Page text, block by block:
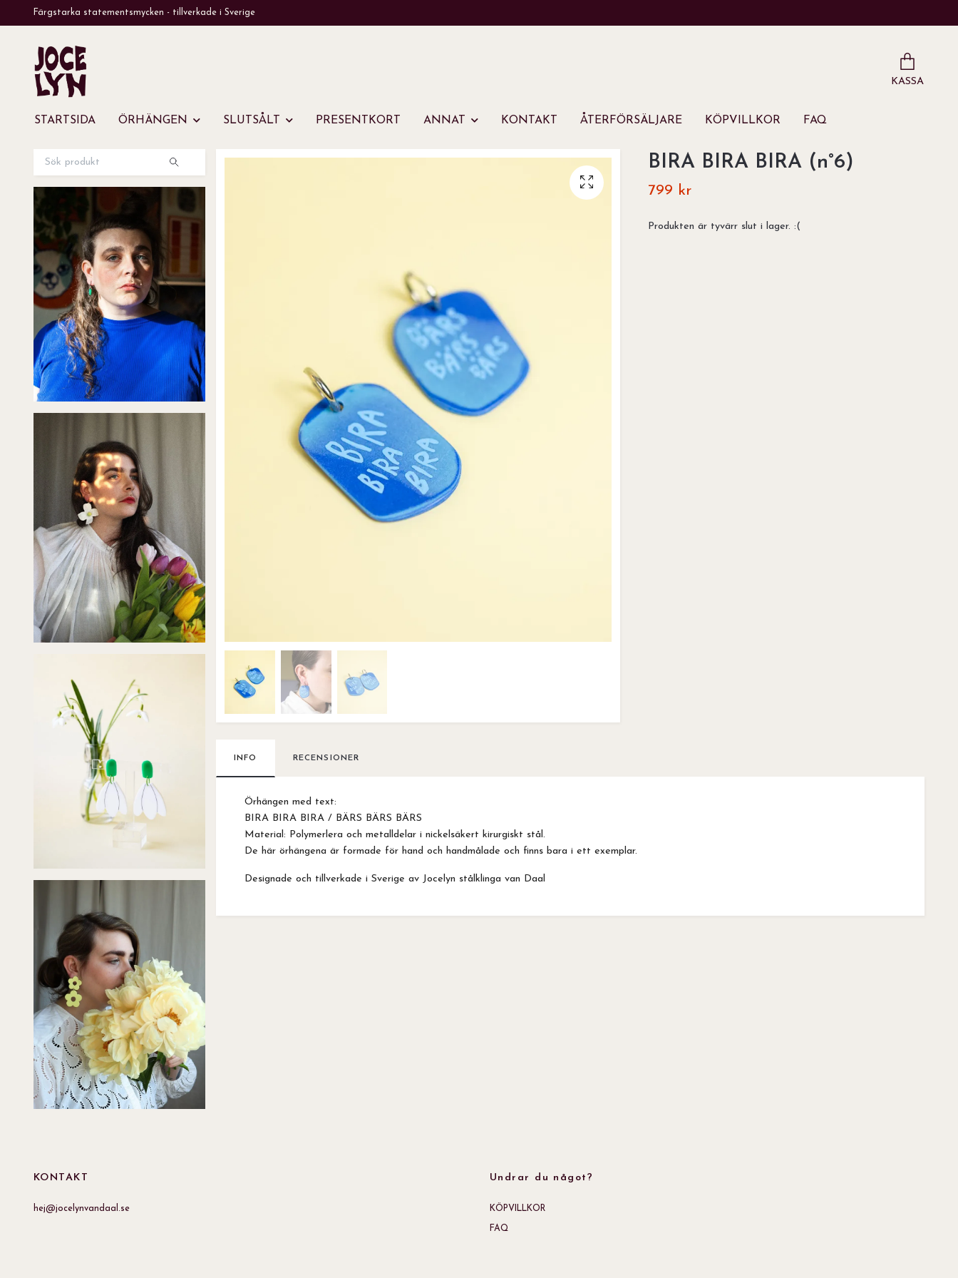
Färgstarka statementsmycken - tillverkade i Sverige
KASSA
STARTSIDA ÖRHÄNGEN SLUTSÅLT PRESENTKORT ANNAT KONTAKT ÅTERFÖRSÄLJARE KÖPVILLKOR FAQ
BIRA BIRA BIRA (n°6)
799 kr
Produkten är tyvärr slut i lager. :(
INFO RECENSIONER
Örhängen med text:
BIRA BIRA BIRA / BÄRS BÄRS BÄRS
Material: Polymerlera och metalldelar i nickelsäkert kirurgiskt stål.
De här örhängena är formade för hand och handmålade och finns bara i ett exemplar.
Designade och tillverkade i Sverige av Jocelyn stålklinga van Daal
KONTAKT
hej@jocelynvandaal.se
Undrar du något?
KÖPVILLKOR
FAQ